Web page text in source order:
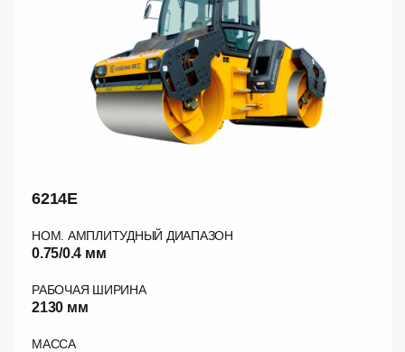
6214E
НОМ. АМПЛИТУДНЫЙ ДИАПАЗОН
0.75/0.4 мм
РАБОЧАЯ ШИРИНА
2130 мм
МАССА